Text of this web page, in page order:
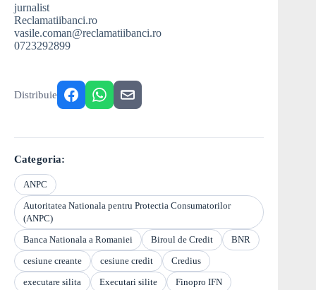
jurnalist
Reclamatiibanci.ro
vasile.coman@reclamatiibanci.ro
0723292899
Distribuie
Categoria:
ANPC
Autoritatea Nationala pentru Protectia Consumatorilor
(ANPC)
Banca Nationala a Romaniei
Biroul de Credit
BNR
cesiune creante
cesiune credit
Credius
executare silita
Executari silite
Finopro IFN